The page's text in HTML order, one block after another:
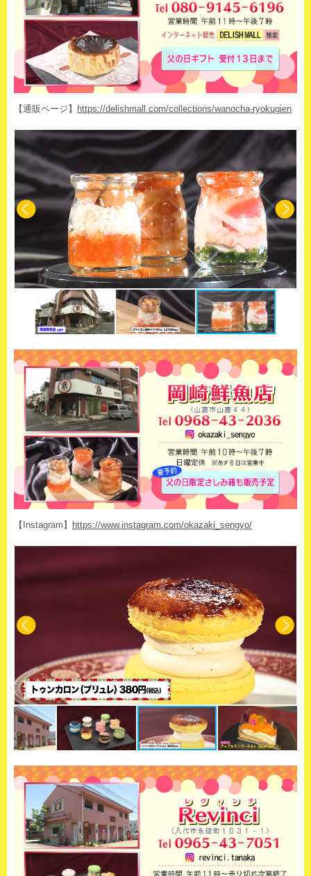
【通販ページ】 https://delishmall.com/collections/wanocha-ryokugien
【Instagram】 https://www.instagram.com/okazaki_sengyo/